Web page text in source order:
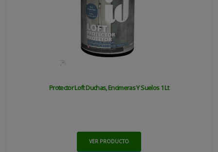
Protector Loft Duchas, Encimeras Y Suelos 1 Lt
VER PRODUCTO